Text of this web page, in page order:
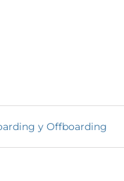
y Offboarding